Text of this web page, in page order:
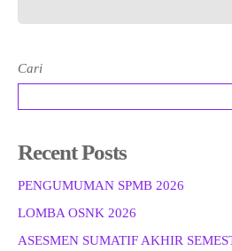
Cari
Recent Posts
PENGUMUMAN SPMB 2026
LOMBA OSNK 2026
ASESMEN SUMATIF AKHIR